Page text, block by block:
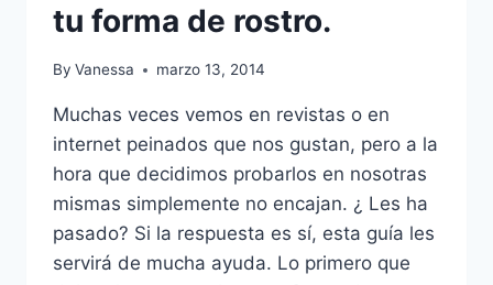
tu forma de rostro.
By Vanessa marzo 13, 2014
Muchas veces vemos en revistas o en
internet peinados que nos gustan, pero a la
hora que decidimos probarlos en nosotras
mismas simplemente no encajan. ¿ Les ha
pasado? Si la respuesta es sí, esta guía les
servirá de mucha ayuda. Lo primero que